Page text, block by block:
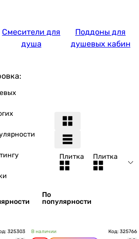
Смесители для
душа
Поддоны для
душевых кабин
По
популярности
Плитка Плитка
325303 В наличии Код: 325766